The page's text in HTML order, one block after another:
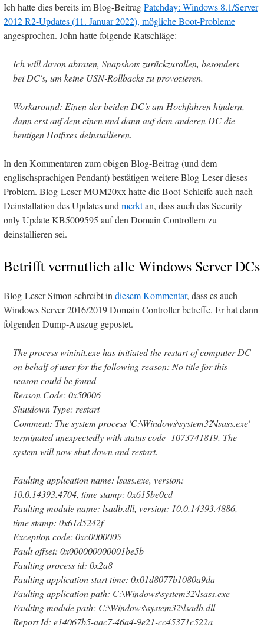
Ich hatte dies bereits im Blog-BeitragPatchday: Windows 8.1/Server
2012 R2-Updates (11. Januar 2022), mögliche Boot-Probleme
angesprochen. John hatte folgende Ratschläge:
Ich will davon abraten, Snapshots zurückzurollen, besonders
bei DC's, um keine USN-Rollbacks zu provozieren.
Workaround: Einen der beiden DC's am Hochfahren hindern,
dann erst auf dem einen und dann auf dem anderen DC die
heutigen Hotfixes deinstallieren.
In den Kommentaren zum obigen Blog-Beitrag (und dem
englischsprachigen Pendant) bestätigen weitere Blog-Leser dieses
Problem. Blog-Leser MOM20xx hatte die Boot-Schleife auch nach
Deinstallation des Updates undmerktan, dass auch das Security-
only Update KB5009595 auf den Domain Controllern zu
deinstallieren sei.
Betrifft vermutlich alle Windows Server DCs
Blog-Leser Simon schreibt indiesem Kommentar, dass es auch
Windows Server 2016/2019 Domain Controller betreffe. Er hat dann
folgenden Dump-Auszug gepostet.
The process wininit.exe has initiated the restart of computer DC
on behalf of user for the following reason: No title for this
reason could be found
Reason Code: 0x50006
Shutdown Type: restart
Comment: The system process 'C:\Windows\system32\lsass.exe'
terminated unexpectedly with status code -1073741819. The
system will now shut down and restart.
Faulting application name: lsass.exe, version:
10.0.14393.4704, time stamp: 0x615be0cd
Faulting module name: lsadb.dll, version: 10.0.14393.4886,
time stamp: 0x61d5242f
Exception code: 0xc0000005
Fault offset: 0x000000000001be5b
Faulting process id: 0x2a8
Faulting application start time: 0x01d8077b1080a9da
Faulting application path: C:\Windows\system32\lsass.exe
Faulting module path: C:\Windows\system32\lsadb.dll
Report Id: e14067b5-aac7-46a4-9e21-cc45371c522a